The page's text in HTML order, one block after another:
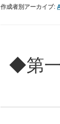
作成者別アーカイブ:
◆第一